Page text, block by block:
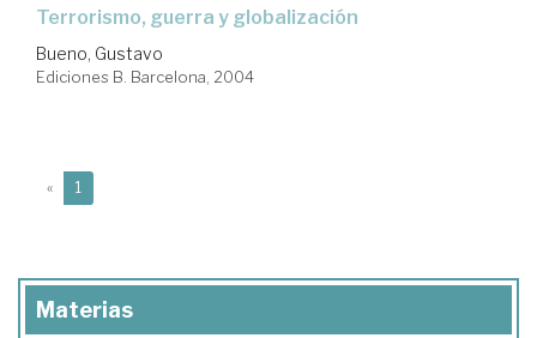
terrorismo, guerra y globalización
Bueno, Gustavo
Ediciones B. Barcelona, 2004
« 1
Materias